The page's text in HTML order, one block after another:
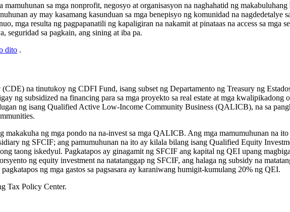
sa mga nonprofit, negosyo at organisasyon na naghahatid ng
ay may kasamang kasunduan sa mga benepisyo ng komunidad na nagdedetalye
mga resulta ng pagpapanatili ng kapaligiran na nakamit at pinataas na access sa mga
seguridad sa pagkain, ang sining at iba pa.
dito .
na tinutukoy ng CDFI Fund, isang subset ng Departamento ng Treasury ng
ng subsidized na financing para sa mga proyekto sa real estate at mga kwalipikadong
ng isang Qualified Active Low-Income Community Business (QALICB), na sa
ng mga pondo na na-invest sa mga QALICB. Ang mga mamumuhunan na
ng SFCIF; ang pamumuhunan na ito ay kilala bilang isang Qualified Equity
taong iskedyul. Pagkatapos ay ginagamit ng SFCIF ang kapital ng QEI upang
ng equity investment na natatanggap ng SFCIF, ang halaga ng subsidy na
ng mga gastos sa pagsasara ay karaniwang humigit-kumulang 20% ​​ng QEI.
Tax Policy Center.